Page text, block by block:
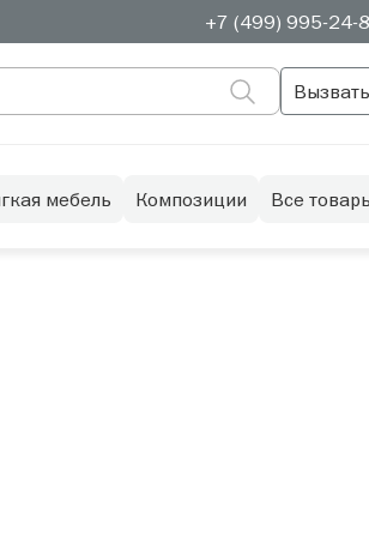
+7 (499) 995-24-
мебель Композиции Все